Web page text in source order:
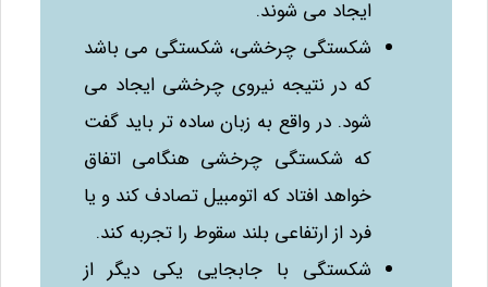
ایجاد می‌ شوند.
شکستگی چرخشی، شکستگی می‌ باشد
که در نتیجه نیروی چرخشی ایجاد می‌
شود. در واقع به زبان ساده‌ تر باید گفت
که شکستگی چرخشی هنگامی اتفاق
خواهد افتاد که اتومبیل تصادف کند و یا
فرد از ارتفاعی بلند سقوط را تجربه کند.
شکستگی با جابجایی یکی دیگر از